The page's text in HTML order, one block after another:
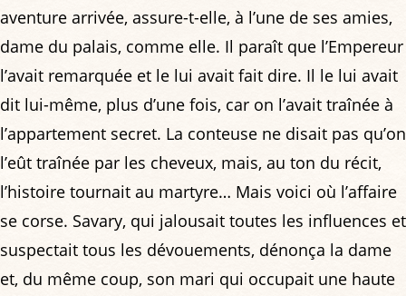
aventure arrivée, assure-t-elle, à l’une de ses amies,
dame du palais, comme elle. Il paraît que l’Empereur
l’avait remarquée et le lui avait fait dire. Il le lui avait
dit lui-même, plus d’une fois, car on l’avait traînée à
l’appartement secret. La conteuse ne disait pas qu’on
l’eût traînée par les cheveux, mais, au ton du récit,
l’histoire tournait au martyre… Mais voici où l’affaire
se corse. Savary, qui jalousait toutes les influences et
suspectait tous les dévouements, dénonça la dame
et, du même coup, son mari qui occupait une haute